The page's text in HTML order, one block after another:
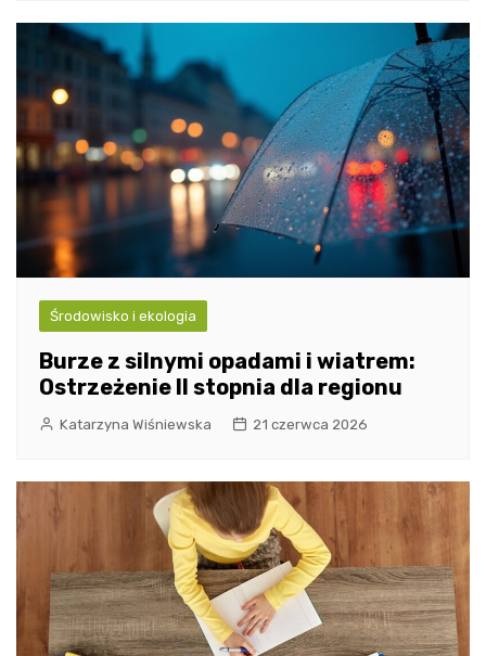
Środowisko i ekologia
Burze z silnymi opadami i wiatrem:
Ostrzeżenie II stopnia dla regionu
Katarzyna Wiśniewska 21 czerwca 2026